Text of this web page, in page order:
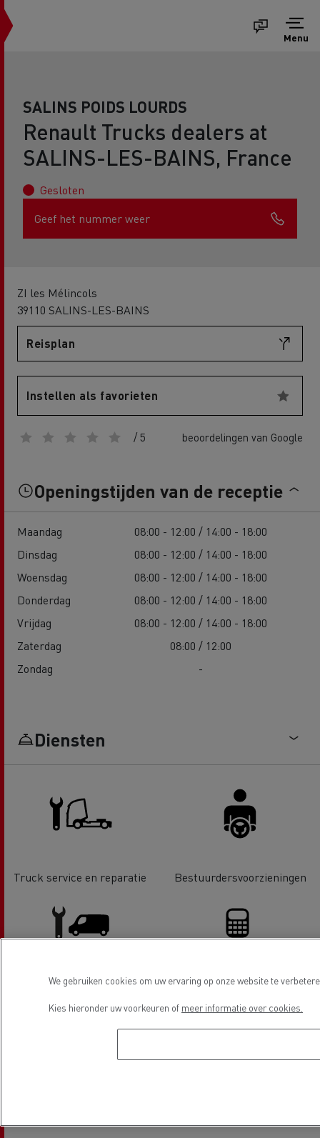
Menu
SALINS POIDS LOURDS
Renault Trucks dealers at
SALINS-LES-BAINS, France
Gesloten
Geef het nummer weer
ZI les Mélincols
39110 SALINS-LES-BAINS
Reisplan
Instellen als favorieten
/ 5 beoordelingen van Google
Openingstijden van de receptie
Maandag
08:00 - 12:00 / 14:00 - 18:00
Dinsdag
08:00 - 12:00 / 14:00 - 18:00
Woensdag
08:00 - 12:00 / 14:00 - 18:00
Donderdag
08:00 - 12:00 / 14:00 - 18:00
Vrijdag
08:00 - 12:00 / 14:00 - 18:00
Zaterdag
08:00 / 12:00
Zondag
-
Diensten
Truck service en reparatie Bestuurdersvoorzieningen
LCV Service & Reparatie Financiering
We gebruiken cookies om uw ervaring op onze website te
Kies hieronder uw voorkeuren of meer informatie over cookies.